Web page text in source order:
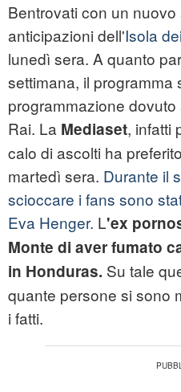
Bentrovati con un
anticipazioni dell'Isola
lunedì sera. A quanto
settimana, il programma
programmazione
Rai. La Mediaset, infatti
calo di ascolti ha
martedì sera. Durante il
scioccare i fans sono
Eva Henger. L'ex
Monte di aver fumato
in Honduras. Su tale
quante persone si sono
i fatti.